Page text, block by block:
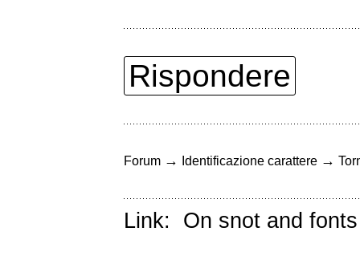
Rispondere
Forum → Identificazione carattere →
Link: On snot and fonts